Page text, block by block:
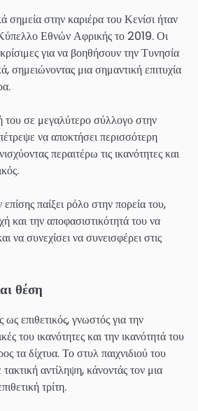
σημεία στην καριέρα του Κενίσι ήταν
Εθνών Αφρικής το 2019. Οι
για να βοηθήσουν την Τυνησία
σημειώνοντας μια σημαντική επιτυχία
του σε μεγαλύτερο σύλλογο στην
να αποκτήσει περισσότερη
περαιτέρω τις ικανότητες και
παίξει ρόλο στην πορεία του,
και την αποφασιστικότητά του να
να συνεχίσει να συνεισφέρει στις
θέση
επιθετικός, γνωστός για την
του ικανότητες και την ικανότητά του
τα δίχτυα. Το στυλ παιχνιδιού του
αντίληψη, κάνοντάς τον μια
τρίτη.